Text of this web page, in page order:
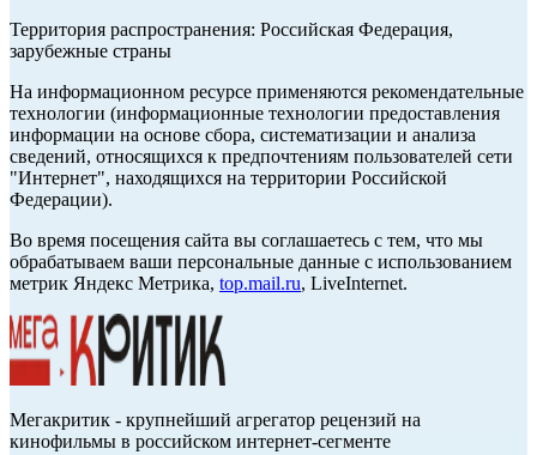
Территория распространения: Российская Федерация,
зарубежные страны
На информационном ресурсе применяются рекомендательные
технологии (информационные технологии предоставления
информации на основе сбора, систематизации и анализа
сведений, относящихся к предпочтениям пользователей сети
"Интернет", находящихся на территории Российской
Федерации).
Во время посещения сайта вы соглашаетесь с тем, что мы
обрабатываем ваши персональные данные с использованием
метрик Яндекс Метрика, top.mail.ru, LiveInternet.
Мегакритик - крупнейший агрегатор рецензий на
кинофильмы в российском интернет-сегменте